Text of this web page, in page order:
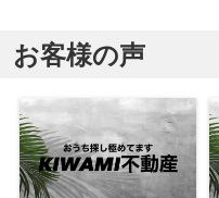
お客様の声